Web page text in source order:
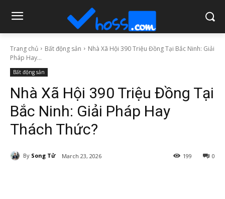
Trang chủ Bất động sản
Nhà Xã Hội 390 Triệu Đồng Tại Bắc Ninh: Giải
Pháp Hay...
Bất động sản
Nhà Xã Hội 390 Triệu Đồng Tại
Bắc Ninh: Giải Pháp Hay
Thách Thức?
By Song Tử March 23, 2026 0
199